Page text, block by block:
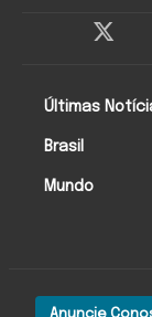
Anuncie
Últimas
Brasil
Mundo